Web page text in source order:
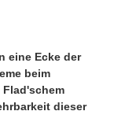
eine Ecke der
beim
Flad'schem
dieser